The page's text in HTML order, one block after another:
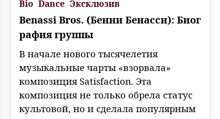
Bio Dance Эксклюзив
Benassi Bros. (Бенни Бенасси): Биог
рафия группы
В начале нового тысячелетия
музыкальные чарты «взорвала»
композиция Satisfaction. Эта
композиция не только обрела статус
культовой, но и сделала популярным